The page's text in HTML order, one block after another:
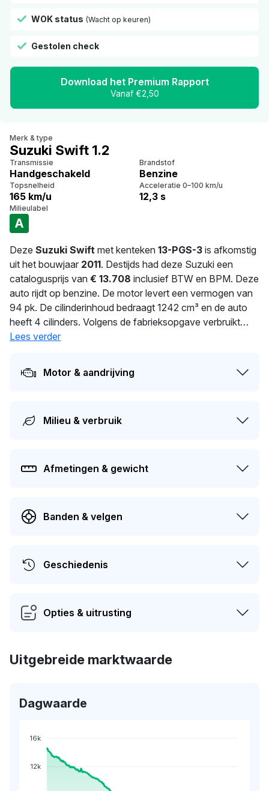
WOK status (Wacht op keuren)
Gestolen check
Download het Premium Rapport
Vanaf €2,50
Merk & type
Suzuki Swift 1.2
Transmissie
Handgeschakeld
Brandstof
Benzine
Topsnelheid
165 km/u
Acceleratie 0–100 km/u
12,3 s
Milieulabel
A
Deze Suzuki Swift met kenteken 13-PGS-3 is afkomstig
uit het bouwjaar 2011. Destijds had deze Suzuki een
catalogusprijs van € 13.708 inclusief BTW en BPM. Deze
auto rijdt op benzine. De motor levert een vermogen van
94 pk. De cilinderinhoud bedraagt 1242 cm³ en de auto
heeft 4 cilinders. Volgens de fabrieksopgave verbruikt
deze auto 5 l/100 km. Dankzij 1.035 kg ligt deze auto
bereden door de huidige eigenaar. Dit voertuig moet over
75 dagen opnieuw APK-gekeurd worden. Dit voertuig
Lees verder
Motor & aandrijving
Milieu & verbruik
Afmetingen & gewicht
Banden & velgen
Geschiedenis
Opties & uitrusting
Uitgebreide marktwaarde
Dagwaarde
16k
12k